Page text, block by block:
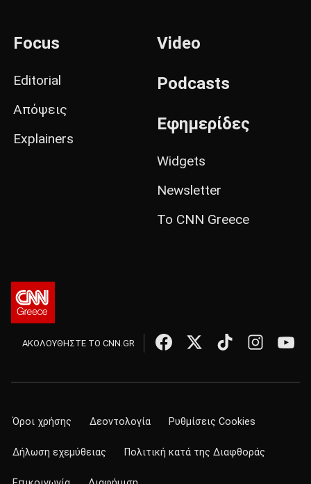
Focus
Editorial
Απόψεις
Explainers
Video
Podcasts
Εφημερίδες
Widgets
Newsletter
Το CNN Greece
ΑΚΟΛΟΥΘΗΣΤΕ ΤΟ CNN.GR
Όροι χρήσης Δεοντολογία Ρυθμίσεις Cookies
Δήλωση εχεμύθειας Πολιτική κατά της Διαφθοράς